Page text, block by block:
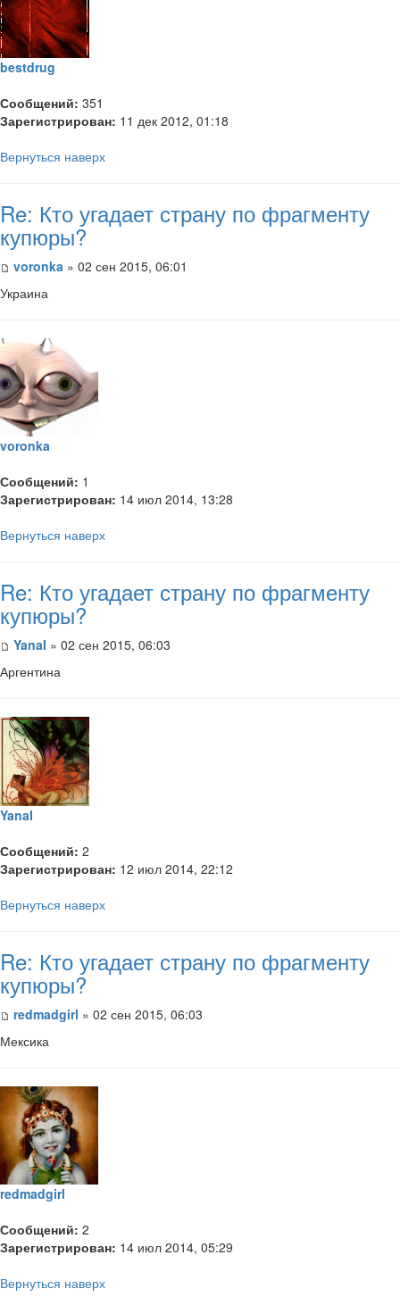
bestdrug
Сообщений: 351
Зарегистрирован: 11 дек 2012, 01:18
Вернуться наверх
Re: Кто угадает страну по фрагменту
купюры?
voronka » 02 сен 2015, 06:01
Украина
voronka
Сообщений: 1
Зарегистрирован: 14 июл 2014, 13:28
Вернуться наверх
Re: Кто угадает страну по фрагменту
купюры?
YanaI » 02 сен 2015, 06:03
Аргентина
YanaI
Сообщений: 2
Зарегистрирован: 12 июл 2014, 22:12
Вернуться наверх
Re: Кто угадает страну по фрагменту
купюры?
redmadgirl » 02 сен 2015, 06:03
Мексика
redmadgirl
Сообщений: 2
Зарегистрирован: 14 июл 2014, 05:29
Вернуться наверх